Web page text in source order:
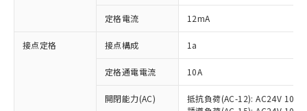
定格電流 12mA
接点定格 接点構成 1a
定格通電電流 10A
開閉能力(AC)
抵抗負荷(AC-12): AC24V 10A/
ご利用条件
以下の条件をお読みいただき、同意のうえ
対応済み：EU RoHS指令（10物質）の
非含有に対応した製品が提供可能な商品で
対応予定：EU RoHS指令（10物質）の非含
有に対応した製品に切り替える予定のある
対応予定なし：EU RoHS指令（10物質）の
非含有に非対応の商品で、対応品を出す予